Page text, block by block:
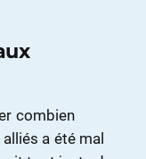
combien
a été mal